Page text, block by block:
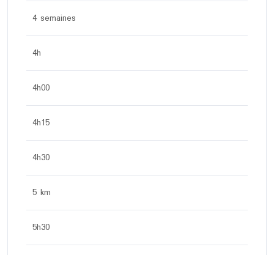
4 semaines
4h
4h00
4h15
4h30
5 km
5h30